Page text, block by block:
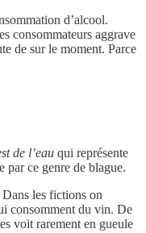
d’alcool.
consommateurs aggrave
de sur le moment. Parce
de l’eau qui représente
par ce genre de blague.
les fictions on
consomment du vin. De
voit rarement en gueule